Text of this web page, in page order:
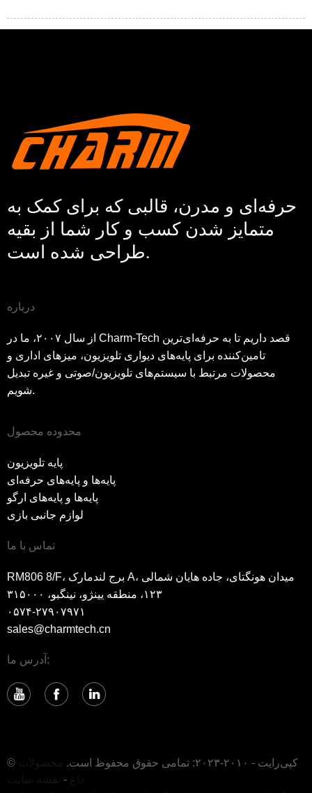
حرفه‌ای و مدرن، قالبی که برای کمک به
متمایز شدن کسب و کار شما از بقیه
طراحی شده است.
درباره
از سال ۲۰۰۷، ما در Charm-Tech قصد داریم تا به حرفه‌ای‌ترین
تامین‌کننده برای پایه‌های دیواری تلویزیون، میزهای اداری و
محصولات مرتبط با سیستم‌های تلویزیون/صوتی و غیره تبدیل
شویم.
محدوده محصول
پایه تلویزیون
پایه‌ها و پایه‌های حرفه‌ای
پایه‌ها و پایه‌های ارگو
لوازم جانبی بازی
تماس با ما
RM806 8/F، برج لندمارک A، میدان هونگتای، جاده هایان شمالی
۱۲۳، منطقه یینژو، نینگبو، ۳۱۵۰۰۰
۰۵۷۴-۲۷۹۰۷۹۷۱
sales@charmtech.cn
آدرس ما:
© کپی‌رایت - ۲۰۱۰-۲۰۲۳: تمامی حقوق محفوظ است.
-